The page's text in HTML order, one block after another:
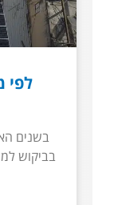
לפי
בשנים
בביקוש